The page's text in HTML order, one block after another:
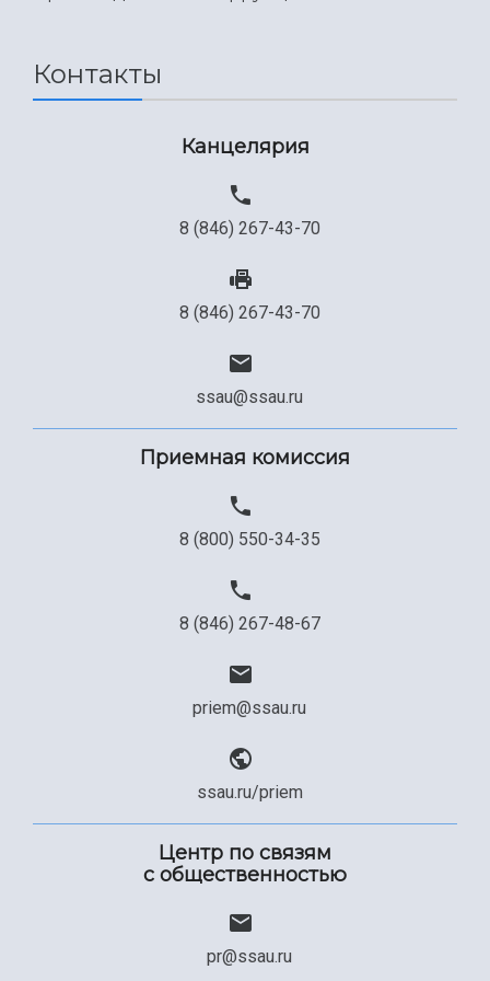
Контакты
Канцелярия
8 (846) 267-43-70
8 (846) 267-43-70
ssau@ssau.ru
Приемная комиссия
8 (800) 550-34-35
8 (846) 267-48-67
priem@ssau.ru
ssau.ru/priem
Центр по связям
с общественностью
pr@ssau.ru